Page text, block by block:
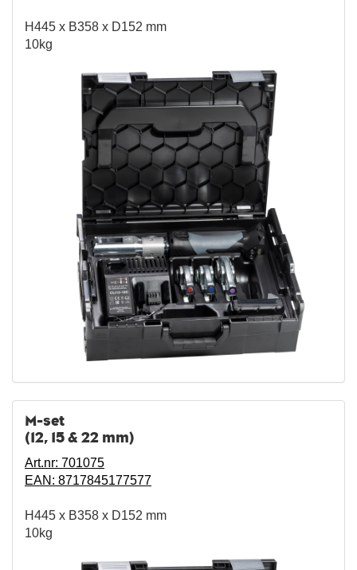
H445 x B358 x D152 mm
10kg
M-set
(12, 15 & 22 mm)
Art.nr: 701075
EAN: 8717845177577
H445 x B358 x D152 mm
10kg